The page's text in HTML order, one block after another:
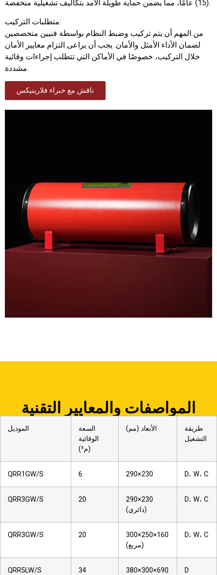
(15) عامًا، مما يضمن حماية طويلة الأمد بتكاليف تشغيلية منخفضة.
متطلبات التركيب:
من المهم أن يتم تركيب وضبط النظام بواسطة فنيين متخصصين
لضمان الأداء الأمثل والأمان. يجب أن يراعى التزام معايير الأمان
خلال التركيب، خصوصًا في الأماكن التي تتطلب إجراءات وقائية
مشددة.
ناقش مع خبراء فلارينيكس
المواصفات والمعايير التقنية
الموديل
السعة
الوقائية
(م³)
الأبعاد (مم)
طريقة
التشغيل
QRR1GW/S 6 290×230 D، W، C
QRR3GW/S 20
290×230
(دائري)
D، W، C
QRR3GW/S 20
300×250×160
(مربع)
D، W، C
QRR5LW/S 34 380×300×690 D